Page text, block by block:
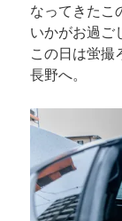
なってきたこ
いかがお過ご
この日は蛍撮
長野へ。